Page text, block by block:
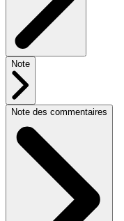
Note
Note des commentaires